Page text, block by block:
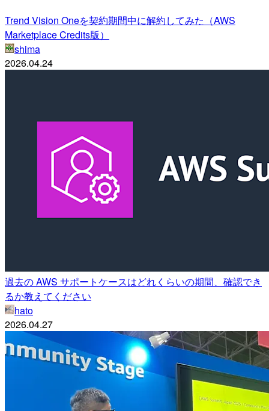
Trend Vision Oneを契約期間中に解約してみた（AWS
Marketplace Credits版）
shima
2026.04.24
過去の AWS サポートケースはどれくらいの期間、確認でき
るか教えてください
hato
2026.04.27